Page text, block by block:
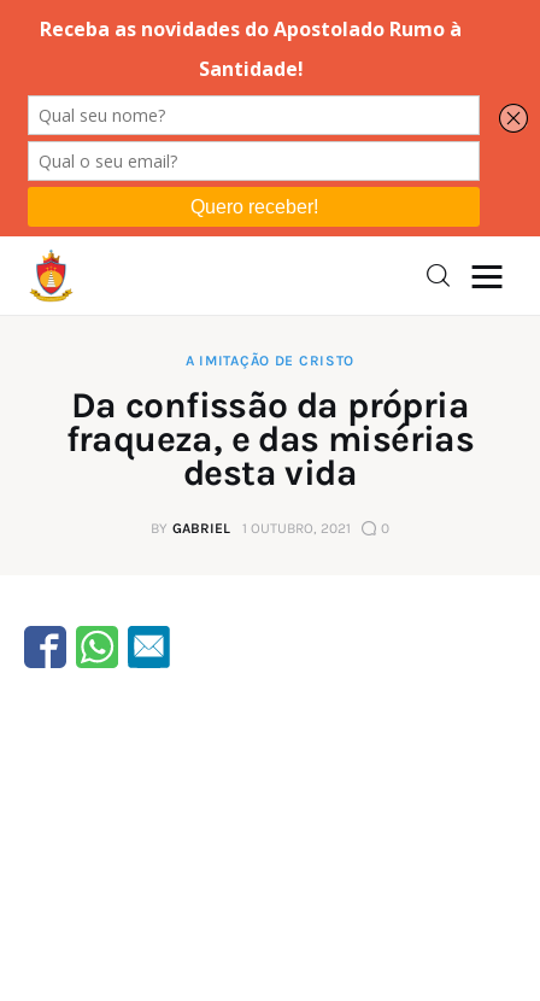
Editorial
Orações
Instruções
Espiritualidade
Catolicismo
Sobre
A IMITAÇÃO DE CRISTO
Da confissão da própria
fraqueza, e das misérias
desta vida
BY GABRIEL 1 OUTUBRO, 2021 0